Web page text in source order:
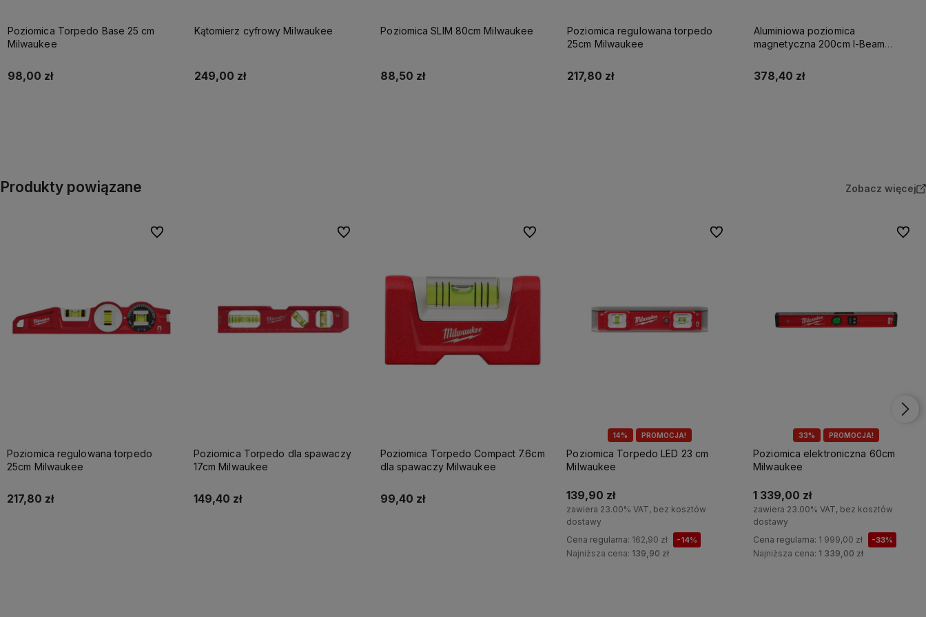
Poziomica Torpedo Base 25 cm
Milwaukee
98,00 zł
Kątomierz cyfrowy Milwaukee
249,00 zł
Poziomica SLIM 80cm Milwaukee
88,50 zł
Poziomica regulowana torpedo
25cm Milwaukee
217,80 zł
Aluminiowa poziomica
magnetyczna 200cm I-Beam
378,40 zł
Produkty powiązane Zobacz więcej
Poziomica regulowana torpedo
25cm Milwaukee
217,80 zł
Do ulubionych
Poziomica Torpedo dla spawaczy
17cm Milwaukee
149,40 zł
Do ulubionych
Poziomica Torpedo Compact 7.6cm
dla spawaczy Milwaukee
99,40 zł
Do ulubionych
14% PROMOCJA!
Poziomica Torpedo LED 23 cm
Milwaukee
139,90 zł
zawiera 23.00% VAT, bez kosztów
dostawy
Cena regularna: 162,90 zł -14%
Najniższa cena: 139,90 zł
Do ulubionych
33% PROMOCJA!
Poziomica elektroniczna 60cm
Milwaukee
1 339,00 zł
zawiera 23.00% VAT, bez kosztów
dostawy
Cena regularna: 1 999,00 zł -33%
Najniższa cena: 1 339,00 zł
Do